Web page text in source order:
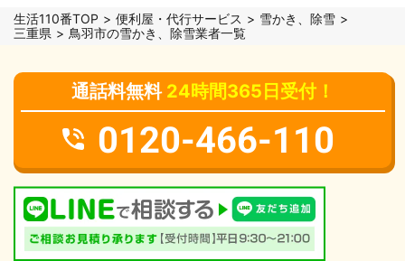
生活110番TOP 便利屋・代行サービス
雪かき、除雪
三重県
鳥羽市の雪かき、除雪業者一覧
通話料無料 24時間365日受付！
0120-466-110